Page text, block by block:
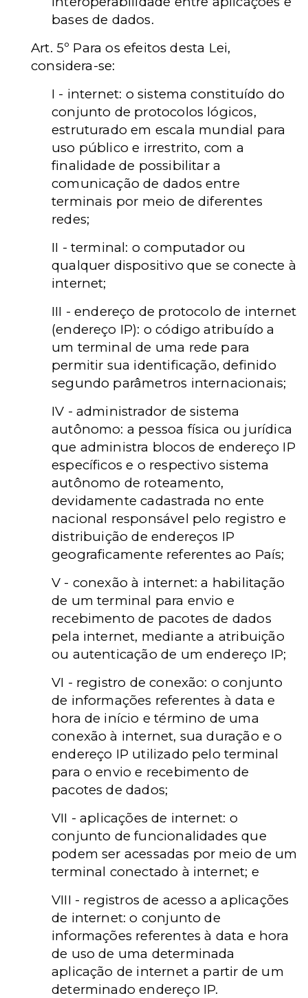
bases de dados.
Art. 5º Para os efeitos desta Lei,
considera-se:
I - internet: o sistema constituído do
conjunto de protocolos lógicos,
estruturado em escala mundial para
uso público e irrestrito, com a
finalidade de possibilitar a
comunicação de dados entre
terminais por meio de diferentes
redes;
II - terminal: o computador ou
qualquer dispositivo que se conecte à
internet;
III - endereço de protocolo de internet
(endereço IP): o código atribuído a
um terminal de uma rede para
permitir sua identificação, definido
segundo parâmetros internacionais;
IV - administrador de sistema
autônomo: a pessoa física ou jurídica
que administra blocos de endereço IP
específicos e o respectivo sistema
autônomo de roteamento,
devidamente cadastrada no ente
nacional responsável pelo registro e
distribuição de endereços IP
geograficamente referentes ao País;
V - conexão à internet: a habilitação
de um terminal para envio e
recebimento de pacotes de dados
pela internet, mediante a atribuição
ou autenticação de um endereço IP;
VI - registro de conexão: o conjunto
de informações referentes à data e
hora de início e término de uma
conexão à internet, sua duração e o
endereço IP utilizado pelo terminal
para o envio e recebimento de
pacotes de dados;
VII - aplicações de internet: o
conjunto de funcionalidades que
podem ser acessadas por meio de um
terminal conectado à internet; e
VIII - registros de acesso a aplicações
de internet: o conjunto de
informações referentes à data e hora
de uso de uma determinada
aplicação de internet a partir de um
determinado endereço IP.